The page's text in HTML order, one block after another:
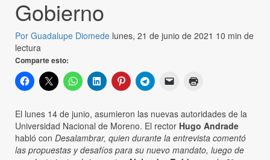
Gobierno
Por Guadalupe Diomede lunes, 21 de junio de 2021 10 min de
lectura
Comparte esto:
El lunes 14 de junio, asumieron las nuevas autoridades de la
Universidad Nacional de Moreno. El rector Hugo Andrade
habló con Desalambrar, quien durante la entrevista comentó
las propuestas y desafíos para su nuevo mandato, luego de